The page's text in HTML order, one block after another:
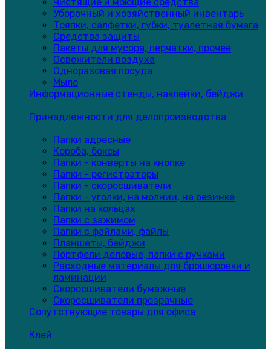
Уборочный и хозяйственный инвентарь
Тряпки, салфетки, губки, туалетная бумага
Средства защиты
Пакеты для мусора, перчатки, прочее
Освежители воздуха
Одноразовая посуда
Мыло
Информационные стенды, наклейки, бейджи
Принадлежности для делопроизводства
Папки адресные
Короба, боксы
Папки - конверты на кнопке
Папки - регистраторы
Папки - скоросшиватели
Папки - уголки, на молнии, на резинке
Папки на кольцах
Папки с зажимом
Папки с файлами, файлы
Планшеты, бейджи
Портфели деловые, папки с ручками
Расходные материалы для брошюровки и
ламинации
Скоросшиватели бумажные
Скоросшиватели прозрачные
Сопутствующие товары для офиса
Клей